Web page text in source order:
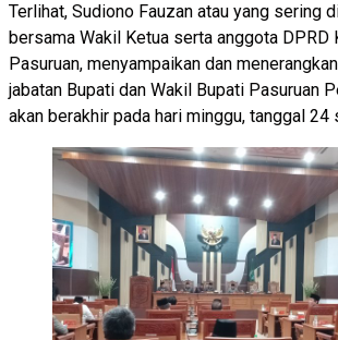
Terlihat, Sudiono Fauzan atau yang sering
bersama Wakil Ketua serta anggota DPRD
Pasuruan, menyampaikan dan
jabatan Bupati dan Wakil Bupati Pasuruan
akan berakhir pada hari minggu, tanggal